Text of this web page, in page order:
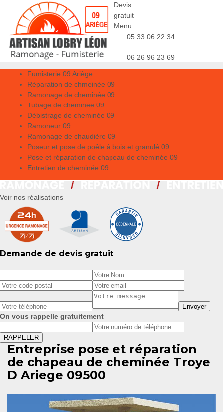
Devis
gratuit
Menu
05 33 06 22 34
06 26 96 23 69
Fumisterie 09 Ariège
Réparation de chmeinée 09
Ramonage de cheminée 09
Tubage de cheminée 09
Débistrage de cheminée 09
Ramoneur 09
Ramonage de chaudière 09
Poseur et pose de poêle à bois et granulé 09
Pose et réparation de chapeau de cheminée 09
Entretien de cheminée 09
Voir nos réalisations
Demande de devis gratuit
On vous rappelle gratuitement
Entreprise pose et réparation
de chapeau de cheminée Troye
D Ariege 09500